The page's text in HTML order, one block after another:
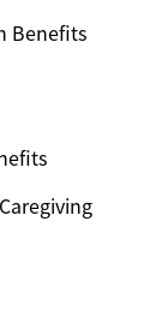
Benefits